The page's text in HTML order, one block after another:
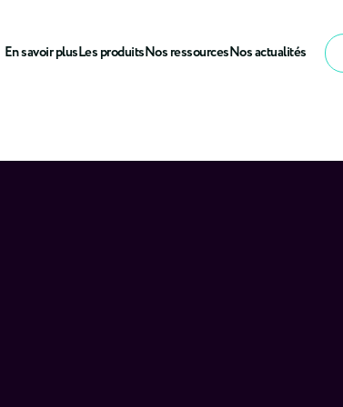
En savoir plusLes produitsNos ressourcesNos actualités